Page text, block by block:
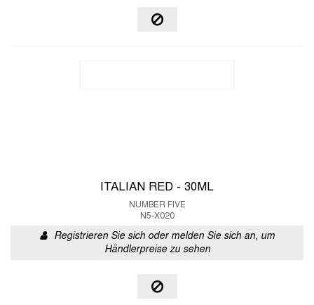
ITALIAN RED - 30ML
NUMBER FIVE
N5-X020
Registrieren Sie sich oder melden Sie sich an, um
Händlerpreise zu sehen